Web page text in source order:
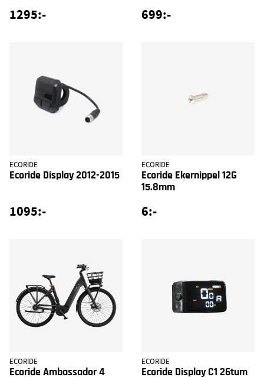
1295:- 699:-
ECORIDE
Ecoride Display 2012-2015
1095:-
ECORIDE
Ecoride Ekernippel 12G
15.8mm
6:-
ECORIDE
Ecoride Ambassador 4
ECORIDE
Ecoride Display C1 26tum